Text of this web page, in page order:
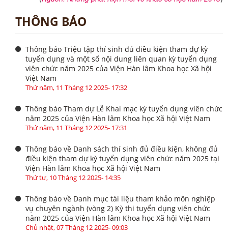
THÔNG BÁO
Thông báo Triệu tập thí sinh đủ điều kiện tham dự kỳ
tuyển dụng và một số nội dung liên quan kỳ tuyển dụng
viên chức năm 2025 của Viện Hàn lâm Khoa học Xã hội
Việt Nam
Thứ năm, 11 Tháng 12 2025- 17:32
Thông báo Tham dự Lễ Khai mạc kỳ tuyển dụng viên chức
năm 2025 của Viện Hàn lâm Khoa học Xã hội Việt Nam
Thứ năm, 11 Tháng 12 2025- 17:31
Thông báo về Danh sách thí sinh đủ điều kiện, không đủ
điều kiện tham dự kỳ tuyển dụng viên chức năm 2025 tại
Viện Hàn lâm Khoa học Xã hội Việt Nam
Thứ tư, 10 Tháng 12 2025- 14:35
Thông báo về Danh mục tài liệu tham khảo môn nghiệp
vụ chuyên ngành (vòng 2) Kỳ thi tuyển dụng viên chức
năm 2025 của Viện Hàn lâm Khoa học Xã hội Việt Nam
Chủ nhật, 07 Tháng 12 2025- 09:03